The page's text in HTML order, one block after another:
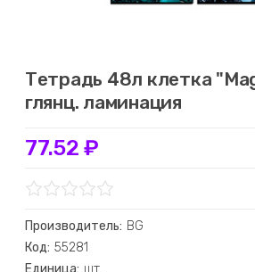
Тетрадь 48л клетка
глянц. ламинация
77.52 ₽
Производитель: BG
Код: 55281
Единица: шт.